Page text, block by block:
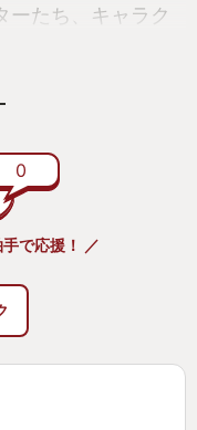
ーたち、キャラク
ステム。
。
ミッドガルに本社
ザックスが先輩ソ
々な困難を乗り越
に、勇者や旅人と
働者であることを
いるが、とても印
出勤し、時々、出
ビの前で、ウンウ
0
で応援！ ／